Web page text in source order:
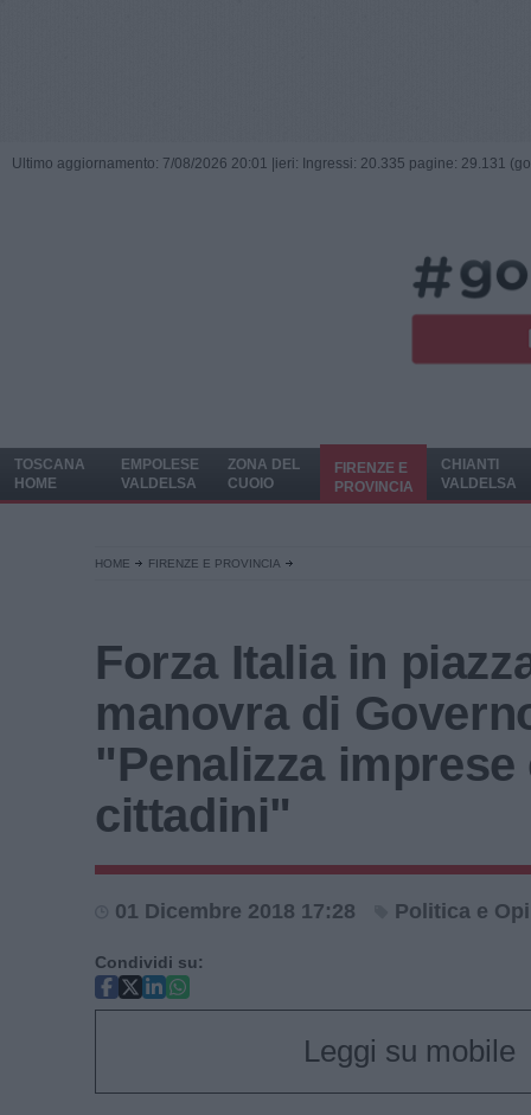
Ultimo aggiornamento: 7/08/2026 20:01 | ieri: Ingressi: 20.335 pagine: 29.131
TOSCANA
HOME
EMPOLESE
VALDELSA
ZONA DEL
CUOIO
FIRENZE E
PROVINCIA
CHIANTI
VALDELSA
HOME FIRENZE E PROVINCIA
Forza Italia in
manovra di
"Penalizza imprese
cittadini"
01 Dicembre 2018 17:28 Politica e
Condividi su:
Leggi su mobile